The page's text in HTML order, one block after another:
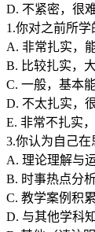
D. 不紧密，很
1.你对之前所
A. 非常扎实，
B. 比较扎实，
C. 一般，基本
D. 不太扎实，
E. 非常不扎实
3.你认为自己在
A. 理论理解与
B. 时事热点分
C. 教学案例积累
D. 与其他学科